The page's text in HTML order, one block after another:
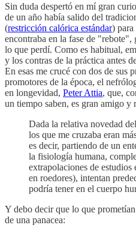
Sin duda despertó en mí gran
de un año había salido del
(restricción calórica estándar)
encontraba en la fase de "rebote",
lo que perdí. Como es habitual,
y los contras de la práctica antes
En esas me crucé con dos de sus
promotores de la época, el
en longevidad, Peter Attia, que,
un tiempo saben, es gran amigo y
Dada la relativa novedad
los que me cruzaba eran
es decir, partiendo de un
la fisiología humana,
extrapolaciones de
en roedores), intentan
podría tener en el cuerpo
Y debo decir que lo que
de una panacea: